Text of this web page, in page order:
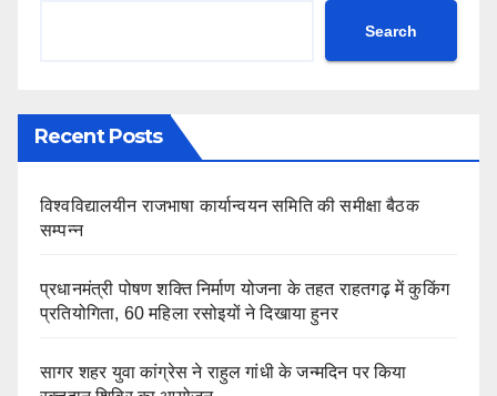
Search
Recent Posts
विश्वविद्यालयीन राजभाषा कार्यान्वयन समिति की समीक्षा बैठक
सम्पन्न
प्रधानमंत्री पोषण शक्ति निर्माण योजना के तहत राहतगढ़ में कुकिंग
प्रतियोगिता, 60 महिला रसोइयों ने दिखाया हुनर
सागर शहर युवा कांग्रेस ने राहुल गांधी के जन्मदिन पर किया